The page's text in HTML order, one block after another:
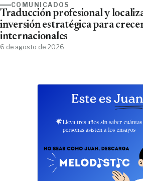
COMUNICADOS
Traducción profesional y
inversión estratégica para
internacionales
6 de agosto de 2026